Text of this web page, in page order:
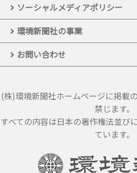
ソーシャルメディアポリシー
環境新聞社の事業
お問い合わせ
(株)環境新聞社ホームページに掲載
禁じます。
すべての内容は日本の著作権法並び
ています。